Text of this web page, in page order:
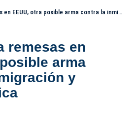
otra posible arma contra la inmigración y Latinoamérica
remesas en
arma
y